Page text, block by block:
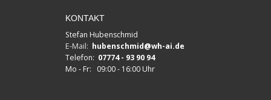
KONTAKT
Stefan Hubenschmid
E-Mail: hubenschmid@wh-ai.de
Telefon: 07774 - 93 90 94
Mo - Fr: 09:00 - 16:00 Uhr